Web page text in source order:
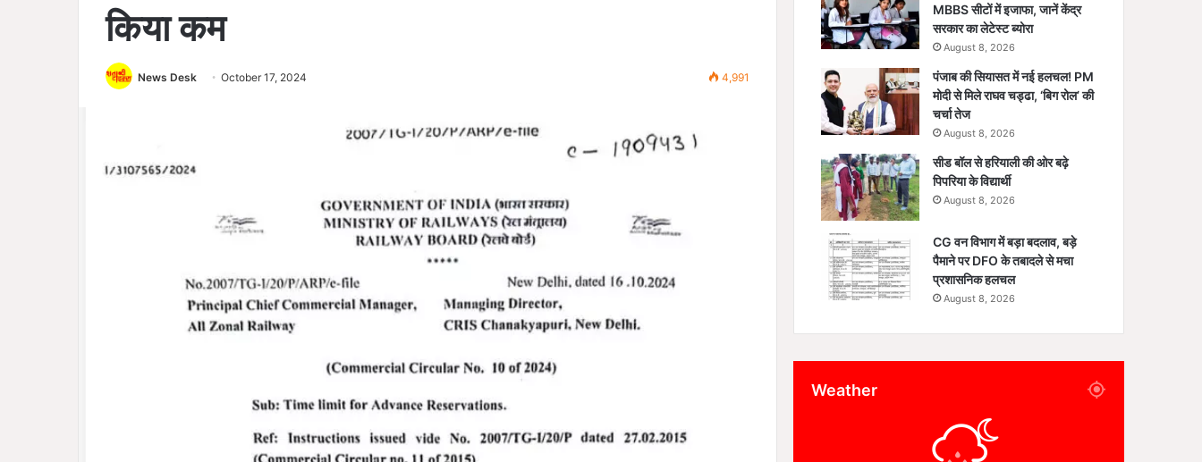
किया कम
News Desk October 17, 2024 4,991
MBBS सीटों में इजाफा, जानें केंद्र
सरकार का लेटेस्ट ब्योरा
August 8, 2026
पंजाब की सियासत में नई हलचल! PM
मोदी से मिले राघव चड्ढा, ‘बिग रोल’ की
चर्चा तेज
August 8, 2026
सीड बॉल से हरियाली की ओर बढ़े
पिपरिया के विद्यार्थी
August 8, 2026
CG वन विभाग में बड़ा बदलाव, बड़े
पैमाने पर DFO के तबादले से मचा
प्रशासनिक हलचल
August 8, 2026
Weather